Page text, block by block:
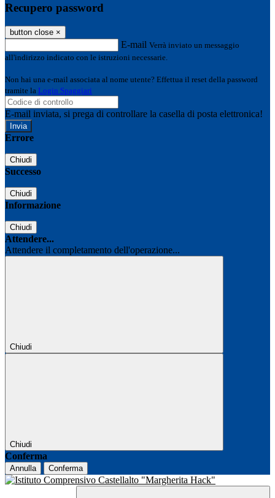
Recupero password
button close ×
E-mail Verrà inviato un messaggio
all'indirizzo indicato con le istruzioni necessarie.
Non hai una e-mail associata al nome utente? Effettua il reset della password
tramite la Login Spaggiari
E-mail inviata, si prega di controllare la casella di posta elettronica!
Errore
Chiudi
Successo
Chiudi
Informazione
Chiudi
Attendere...
Attendere il completamento dell'operazione...
Chiudi
Chiudi
Conferma
Annulla Conferma